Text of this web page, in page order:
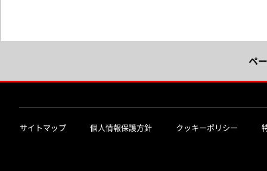
ペ
サイトマップ 個人情報保護方針 クッキーポリシー